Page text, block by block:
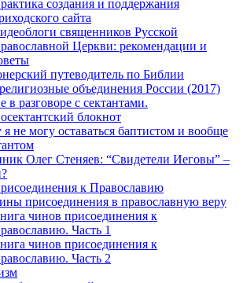
создания и поддержания
сайта
священников Русской
Церкви: рекомендации и
путеводитель по Библии
объединения России (2017)
в разговоре с сектантами.
блокнот
не могу оставаться баптистом и вообще
Олег Стеняев: “Свидетели Иеговы” –
к Православию
присоединения в православную веру
чинов присоединения к
Часть 1
чинов присоединения к
Часть 2